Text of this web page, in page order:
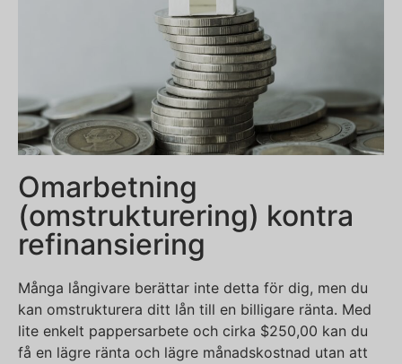
Omarbetning
(omstrukturering) kontra
refinansiering
Många långivare berättar inte detta för dig, men du
kan omstrukturera ditt lån till en billigare ränta. Med
lite enkelt pappersarbete och cirka $250,00 kan du
få en lägre ränta och lägre månadskostnad utan att